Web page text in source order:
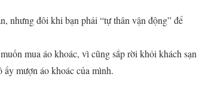
nhưng đôi khi bạn phải “tự thân vận động” để
mua áo khoác, vì cũng sắp rời khỏi khách sạn
mượn áo khoác của mình.